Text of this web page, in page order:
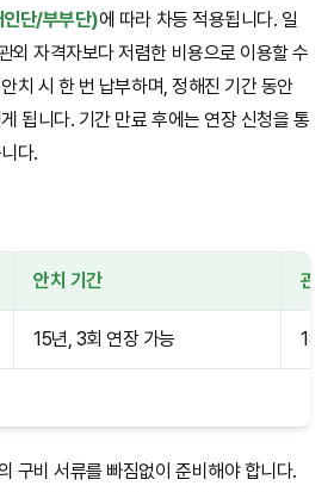
인단/부부단)에 따라 차등 적용됩니다. 일
외 자격자보다 저렴한 비용으로 이용할 수
치 시 한 번 납부하며, 정해진 기간 동안
됩니다. 기간 만료 후에는 연장 신청을 통
다.
안치 기간 관
15년, 3회 연장 가능
구비 서류를 빠짐없이 준비해야 합니다.